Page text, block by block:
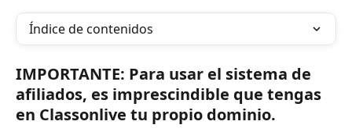
Índice de contenidos
IMPORTANTE: Para usar el sistema de
afiliados, es imprescindible que tengas
en Classonlive tu propio dominio.